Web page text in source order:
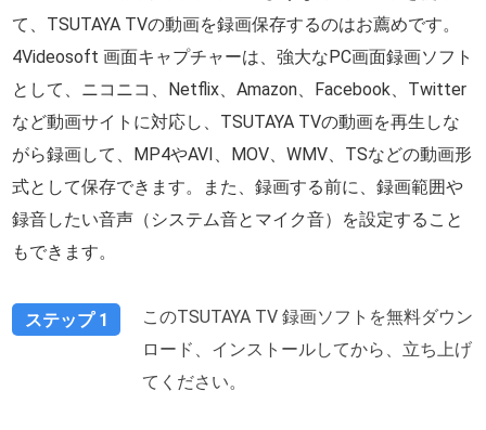
て、TSUTAYA TVの動画を録画保存するのはお薦めです。
4Videosoft 画面キャプチャーは、強大なPC画面録画ソフト
として、ニコニコ、Netflix、Amazon、Facebook、Twitter
など動画サイトに対応し、TSUTAYA TVの動画を再生しな
がら録画して、MP4やAVI、MOV、WMV、TSなどの動画形
式として保存できます。また、録画する前に、録画範囲や
録音したい音声（システム音とマイク音）を設定すること
もできます。
ステップ 1
このTSUTAYA TV 録画ソフトを無料ダウン
ロード、インストールしてから、立ち上げ
てください。